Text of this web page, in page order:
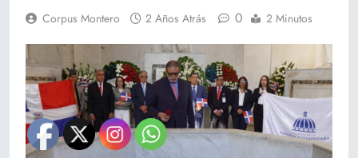
Corpus Montero 2 Años Atrás 0 2 Minutos